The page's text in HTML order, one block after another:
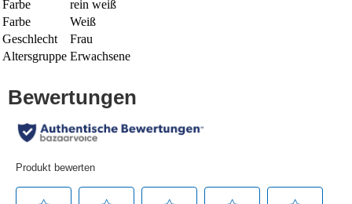
Farbe
rein weiß
Farbe
Weiß
Geschlecht
Frau
Altersgruppe Erwachsene